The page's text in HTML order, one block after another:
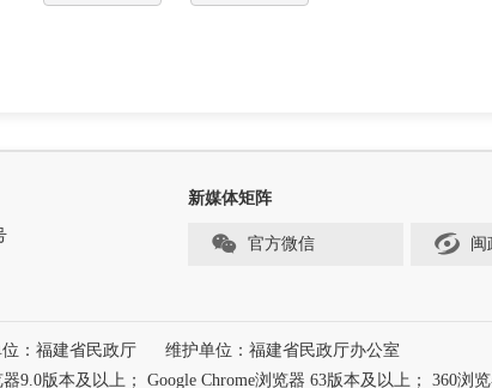
新媒体矩阵
官方微信 闽
：福建省民政厅
维护单位：福建省民政厅办公室
版本及以上； Google Chrome浏览器 63版本及以上； 360浏